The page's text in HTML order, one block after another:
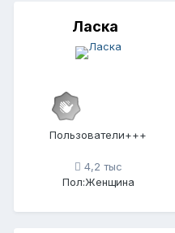
Ласка
Пользователи+++
4,2 тыс
Пол:Женщина